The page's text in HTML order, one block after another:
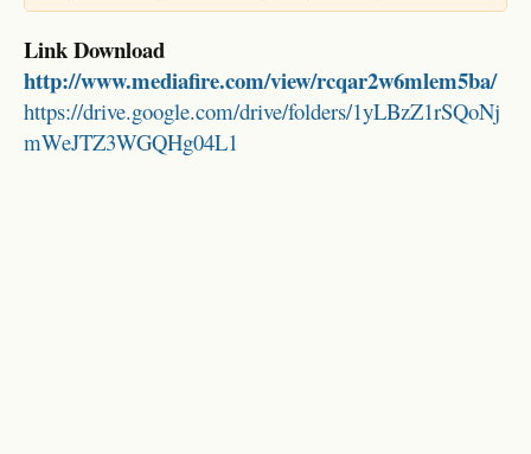
Link Download
http://www.mediafire.com/view/rcqar2w6mlem5ba/
https://drive.google.com/drive/folders/1yLBzZ1rSQoNj
mWeJTZ3WGQHg04L1